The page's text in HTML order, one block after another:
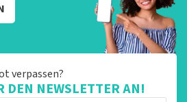
verpassen?
DEN NEWSLETTER AN!